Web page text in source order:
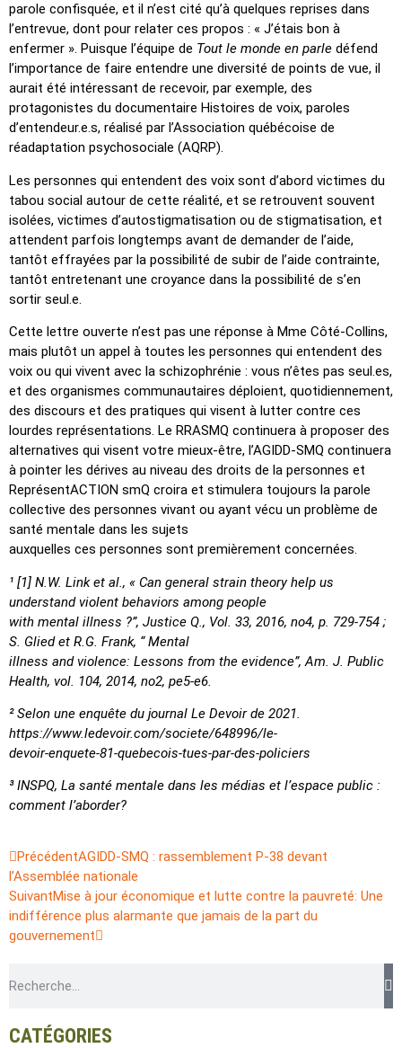
parole confisquée, et il n’est cité qu’à quelques reprises dans
l’entrevue, dont pour relater ces propos : « J’étais bon à
enfermer ». Puisque l’équipe de Tout le monde en parle défend
l’importance de faire entendre une diversité de points de vue, il
aurait été intéressant de recevoir, par exemple, des
protagonistes du documentaire Histoires de voix, paroles
d’entendeur.e.s, réalisé par l’Association québécoise de
réadaptation psychosociale (AQRP).
Les personnes qui entendent des voix sont d’abord victimes du
tabou social autour de cette réalité, et se retrouvent souvent
isolées, victimes d’autostigmatisation ou de stigmatisation, et
attendent parfois longtemps avant de demander de l’aide,
tantôt effrayées par la possibilité de subir de l’aide contrainte,
tantôt entretenant une croyance dans la possibilité de s’en
sortir seul.e.
Cette lettre ouverte n’est pas une réponse à Mme Côté-Collins,
mais plutôt un appel à toutes les personnes qui entendent des
voix ou qui vivent avec la schizophrénie : vous n’êtes pas seul.es,
et des organismes communautaires déploient, quotidiennement,
des discours et des pratiques qui visent à lutter contre ces
lourdes représentations. Le RRASMQ continuera à proposer des
alternatives qui visent votre mieux-être, l’AGIDD-SMQ continuera
à pointer les dérives au niveau des droits de la personnes et
ReprésentACTION smQ croira et stimulera toujours la parole
collective des personnes vivant ou ayant vécu un problème de
santé mentale dans les sujets
auxquelles ces personnes sont premièrement concernées.
¹ [1] N.W. Link et al., « Can general strain theory help us
understand violent behaviors among people
with mental illness ?”, Justice Q., Vol. 33, 2016, no4, p. 729-754 ;
S. Glied et R.G. Frank, “ Mental
illness and violence: Lessons from the evidence”, Am. J. Public
Health, vol. 104, 2014, no2, pe5-e6.
² Selon une enquête du journal Le Devoir de 2021.
https://www.ledevoir.com/societe/648996/le-
devoir-enquete-81-quebecois-tues-par-des-policiers
³ INSPQ, La santé mentale dans les médias et l’espace public :
comment l’aborder?
PrécédentAGIDD-SMQ : rassemblement P-38 devant
l’Assemblée nationale
SuivantMise à jour économique et lutte contre la pauvreté: Une
indifférence plus alarmante que jamais de la part du
gouvernement
CATÉGORIES